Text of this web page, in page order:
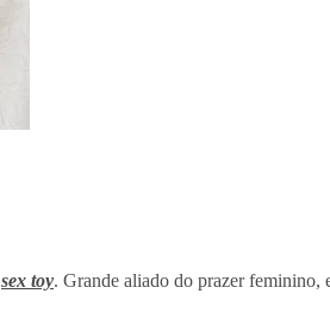
sex toy. Grande aliado do prazer feminino,